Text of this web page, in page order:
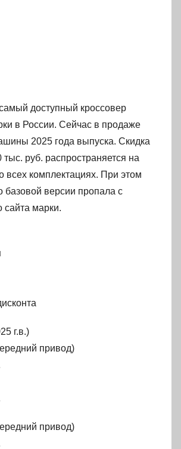
доступный кроссовер
в России. Сейчас в продаже
2025 года выпуска. Скидка
руб. распространяется на
всех комплектациях. При этом
версии пропала с
сайта марки.
г.в.)
привод)
привод)